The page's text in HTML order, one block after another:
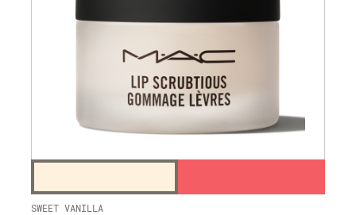
SWEET VANILLA